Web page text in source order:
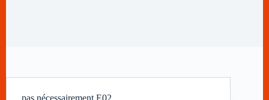
pas nécessairement E02